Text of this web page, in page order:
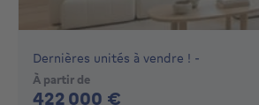
Dernières unités à vendre ! -
À partir de
422 000 €